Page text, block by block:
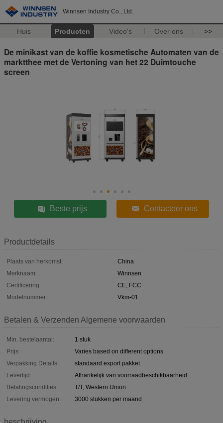
Winnsen Industry Co., Ltd.
Huis Producten Video's Over ons >>
De minikast van de koffie kosmetische Automaten van de
marktthee met de Vertoning van het 22 Duimtouche
screen
Beste prijs Contacteer ons
Productdetails
Plaats van herkomst:
China
Merknaam:
Winnsen
Certificering:
CE, FCC
Modelnummer:
Vkm-01
Betalen & Verzenden Algemene voorwaarden
Min. bestelaantal:
1 stuk
Prijs:
Varies based on different options
Verpakking Details:
standaard export pakket
Levertijd:
Afhankelijk van voorraadbeschikbaarheid
Betalingscondities:
T/T, Western Union
Levering vermogen:
3000 stukken per maand